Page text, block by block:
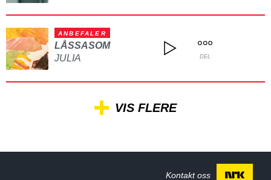
ANBEFALER
LÅSSASOM
JULIA
DEL
VIS FLERE
Kontakt oss